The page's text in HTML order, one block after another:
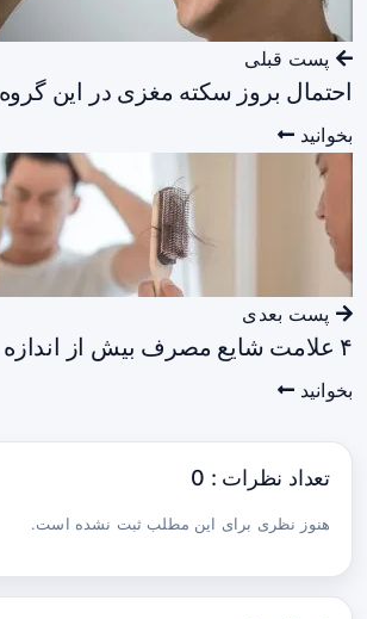
پست قبلی
احتمال بروز سکته مغزی در این
بخوانید
پست بعدی
۴ علامت شایع مصرف بیش از اندازه ویتامین‌ها
بخوانید
تعداد نظرات : 0
هنوز نظری برای این مطلب ثبت نشده است.